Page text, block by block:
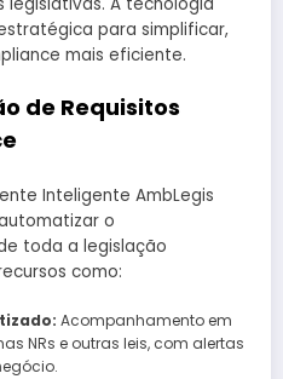
para simplificar,
mais eficiente.
de Requisitos
Inteligente AmbLegis
o
toda a legislação
como:
Acompanhamento em
NRs e outras leis, com alertas